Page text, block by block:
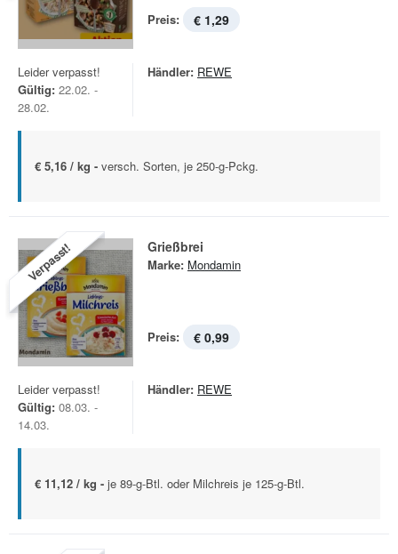
Preis: € 1,29
Leider verpasst!
Gültig: 22.02. -
28.02.
Händler: REWE
€ 5,16 / kg - versch. Sorten, je 250-g-Pckg.
Verpasst! Grießbrei
Marke: Mondamin
Preis: € 0,99
Leider verpasst!
Gültig: 08.03. -
14.03.
Händler: REWE
€ 11,12 / kg - je 89-g-Btl. oder Milchreis je 125-g-Btl.